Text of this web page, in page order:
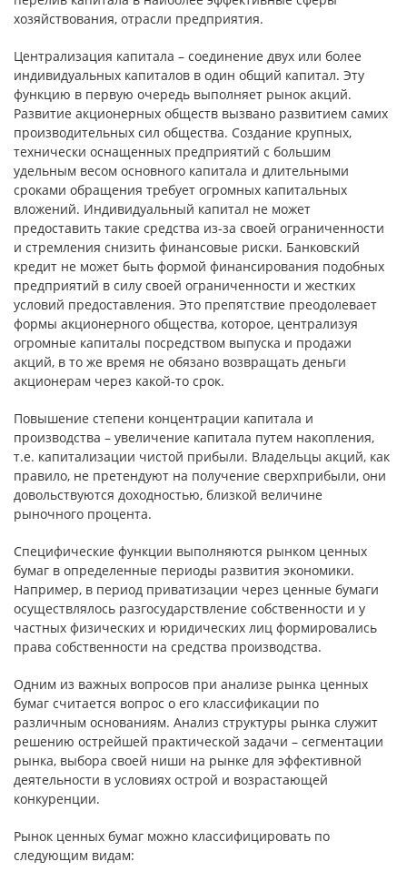
хозяйствования, отрасли предприятия.
Централизация капитала – соединение двух или более
индивидуальных капиталов в один общий капитал. Эту
функцию в первую очередь выполняет рынок акций.
Развитие акционерных обществ вызвано развитием самих
производительных сил общества. Создание крупных,
технически оснащенных предприятий с большим
удельным весом основного капитала и длительными
сроками обращения требует огромных капитальных
вложений. Индивидуальный капитал не может
предоставить такие средства из-за своей ограниченности
и стремления снизить финансовые риски. Банковский
кредит не может быть формой финансирования подобных
предприятий в силу своей ограниченности и жестких
условий предоставления. Это препятствие преодолевает
формы акционерного общества, которое, централизуя
огромные капиталы посредством выпуска и продажи
акций, в то же время не обязано возвращать деньги
акционерам через какой-то срок.
Повышение степени концентрации капитала и
производства – увеличение капитала путем накопления,
т.е. капитализации чистой прибыли. Владельцы акций, как
правило, не претендуют на получение сверхприбыли, они
довольствуются доходностью, близкой величине
рыночного процента.
Специфические функции выполняются рынком ценных
бумаг в определенные периоды развития экономики.
Например, в период приватизации через ценные бумаги
осуществлялось разгосударствление собственности и у
частных физических и юридических лиц формировались
права собственности на средства производства.
Одним из важных вопросов при анализе рынка ценных
бумаг считается вопрос о его классификации по
различным основаниям. Анализ структуры рынка служит
решению острейшей практической задачи – сегментации
рынка, выбора своей ниши на рынке для эффективной
деятельности в условиях острой и возрастающей
конкуренции.
Рынок ценных бумаг можно классифицировать по
следующим видам: